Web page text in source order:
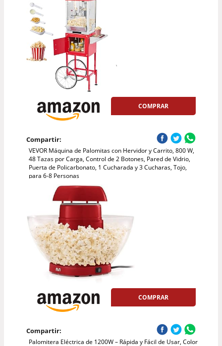
COMPRAR
Compartir:
VEVOR Máquina de Palomitas con Hervidor y Carrito, 800 W,
48 Tazas por Carga, Control de 2 Botones, Pared de Vidrio,
Puerta de Policarbonato, 1 Cucharada y 3 Cucharas, Tojo,
para 6-8 Personas
COMPRAR
Compartir:
Palomitera Eléctrica de 1200W – Rápida y Fácil de Usar, Color